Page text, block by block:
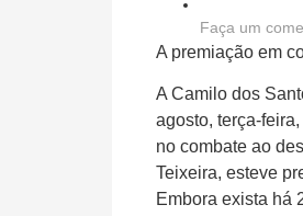
Faça um
A premiação em
A Camilo dos
agosto, terça-
no combate ao
Teixeira, esteve
Embora exista há